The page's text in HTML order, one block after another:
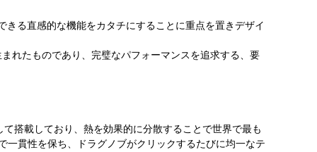
る直感的な機能をカタチにすることに重点を置きデザイ
れたものであり、完璧なパフォーマンスを追求する、要
搭載しており、熱を効果的に分散することで世界で最も
貫性を保ち、ドラグノブがクリックするたびに均一なテ